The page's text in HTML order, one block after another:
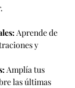
Aprende de
y
Amplía tus
las últimas